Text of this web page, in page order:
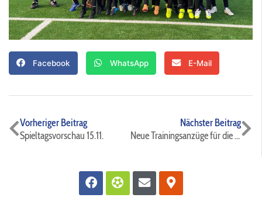
Facebook WhatsApp E-Mail
Zurück
Vorheriger Beitrag
Spieltagsvorschau 15.11.
Nächster Beitrag
Neue Trainingsanzüge für die E3 des FC Hertha Rheidt
Facebook
FutbolEnvelope
Map-
marker-
alt